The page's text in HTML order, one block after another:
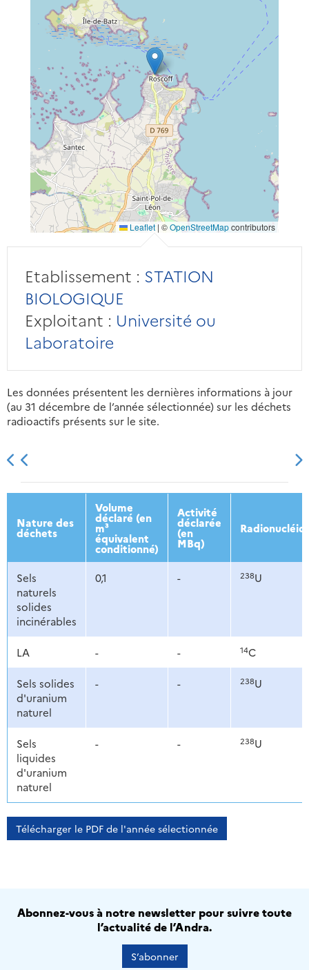
Leaflet | ©OpenStreetMapcontributors
Etablissement : STATION
BIOLOGIQUE
Exploitant : Université ou
Laboratoire
Les données présentent les dernières informations à jour
(au 31 décembre de l’année sélectionnée) sur les déchets
radioactifs présents sur le site.
2013 2014 2015 2016
Nature des
déchets
Volume
déclaré (en
m³
équivalent
conditionné)
Activité
déclarée
(en
MBq)
Sels
naturels
solides
incinérables
0,1 - 238U
LA - - 14C
Sels solides
d'uranium
naturel
- - 238U
Sels
liquides
d'uranium
naturel
- - 238U
Télécharger le PDF de l'année sélectionnée
Abonnez-vous à notre newsletter pour suivre toute
l’actualité de l’Andra.
S’abonner